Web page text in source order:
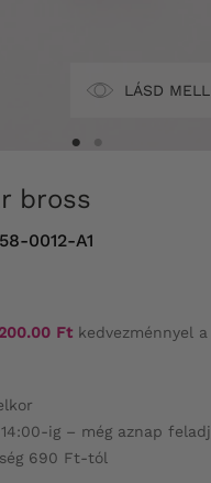
LÁSD
bross
0012-A1
Ft kedvezménnyel
ig – még aznap
690 Ft-tól